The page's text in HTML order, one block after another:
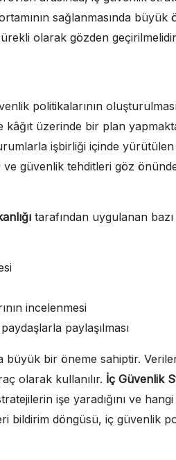
sağlanmasında büyük
olarak gözden
politikalarının
kâğıt üzerinde bir plan
işbirliği içinde
ve güvenlik tehditleri göz
tarafından uygulanan
incelenmesi
paylaşılması
büyük bir öneme sahiptir.
olarak kullanılır. İç Güvenlik
işe yaradığını ve
döngüsü, iç güvenlik